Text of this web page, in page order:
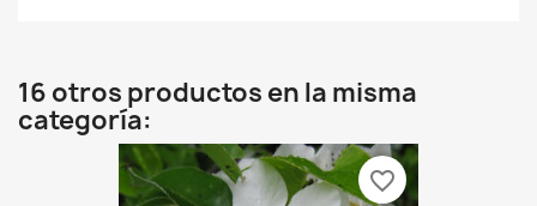
16 otros productos en la misma
categoría:
favorite_border